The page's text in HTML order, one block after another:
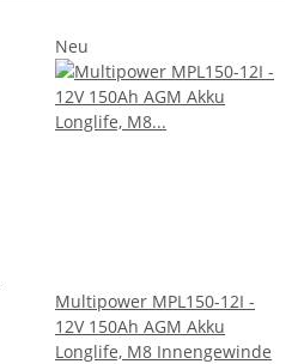
Neu
Multipower MPL150-12I -
12V 150Ah AGM Akku
Longlife, M8 Innengewinde